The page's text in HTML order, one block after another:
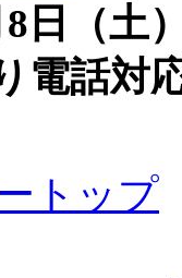
日（土
電話
トップ